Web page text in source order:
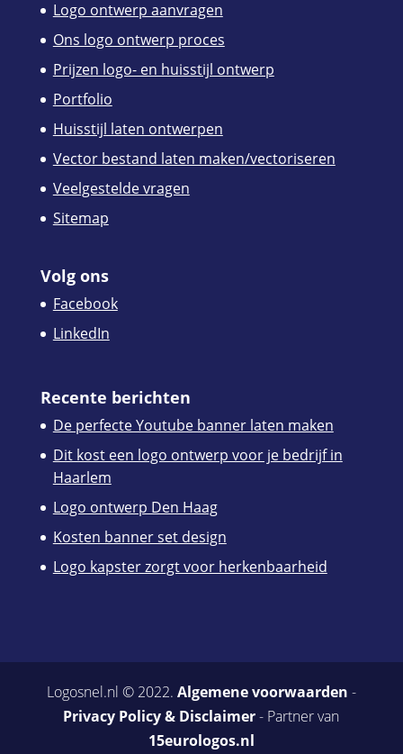
Logo ontwerp aanvragen
Ons logo ontwerp proces
Prijzen logo- en huisstijl ontwerp
Portfolio
Huisstijl laten ontwerpen
Vector bestand laten maken/vectoriseren
Veelgestelde vragen
Sitemap
Volg ons
Facebook
LinkedIn
Recente berichten
De perfecte Youtube banner laten maken
Dit kost een logo ontwerp voor je bedrijf in
Haarlem
Logo ontwerp Den Haag
Kosten banner set design
Logo kapster zorgt voor herkenbaarheid
Logosnel.nl © 2022. Algemene voorwaarden -
Privacy Policy & Disclaimer- Partner van
15eurologos.nl